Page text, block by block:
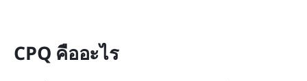
CPQ คืออะไร